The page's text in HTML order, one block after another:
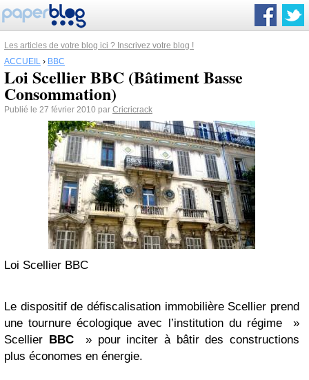
Les articles de votre blog ici ? Inscrivez votre blog !
ACCUEIL › BBC
Loi Scellier BBC (Bâtiment Basse
Consommation)
Publié le 27 février 2010 par Cricricrack
Loi Scellier BBC
Le dispositif de défiscalisation immobilière Scellier prend
une tournure écologique avec l’institution du régime »
Scellier BBC» pour inciter à bâtir des constructions
plus économes en énergie.